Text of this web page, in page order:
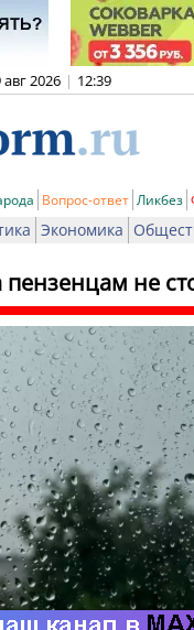
авг 2026 | 12:39
Вопрос-ответ Ликбез
Экономика
пензенцам не